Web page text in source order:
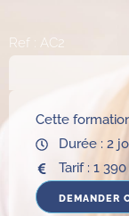
Ref : AC2
Cette
Durée : 2
Tarif : 1
DEMANDER